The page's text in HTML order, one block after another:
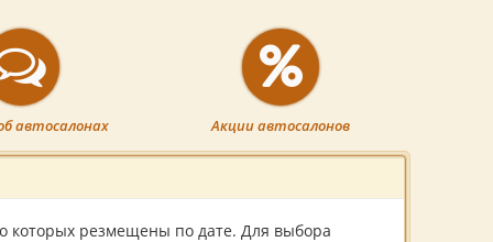
которых резмещены по дате. Для выбора
автосалонах Акции автосалонов